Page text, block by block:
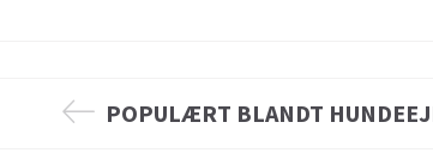
POPULÆRT BLANDT